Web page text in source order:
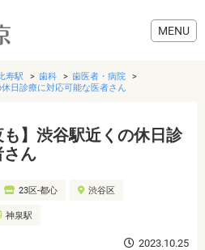
寿駅 歯科
歯医者・病院
日診療に対応可能な医者さん
も】渋谷駅近くの休日診
さん
23区-都心 渋谷区
神泉駅
2023.10.25